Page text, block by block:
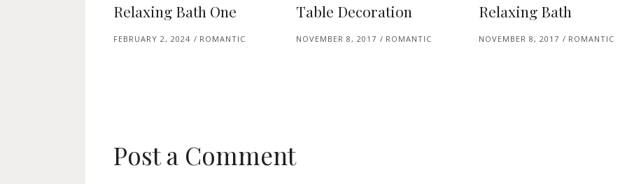
Relaxing Bath One
FEBRUARY 2, 2024 ROMANTIC
Table Decoration
NOVEMBER 8, 2017 ROMANTIC
Relaxing Bath
NOVEMBER 8, 2017 ROMANTIC
Post a Comment